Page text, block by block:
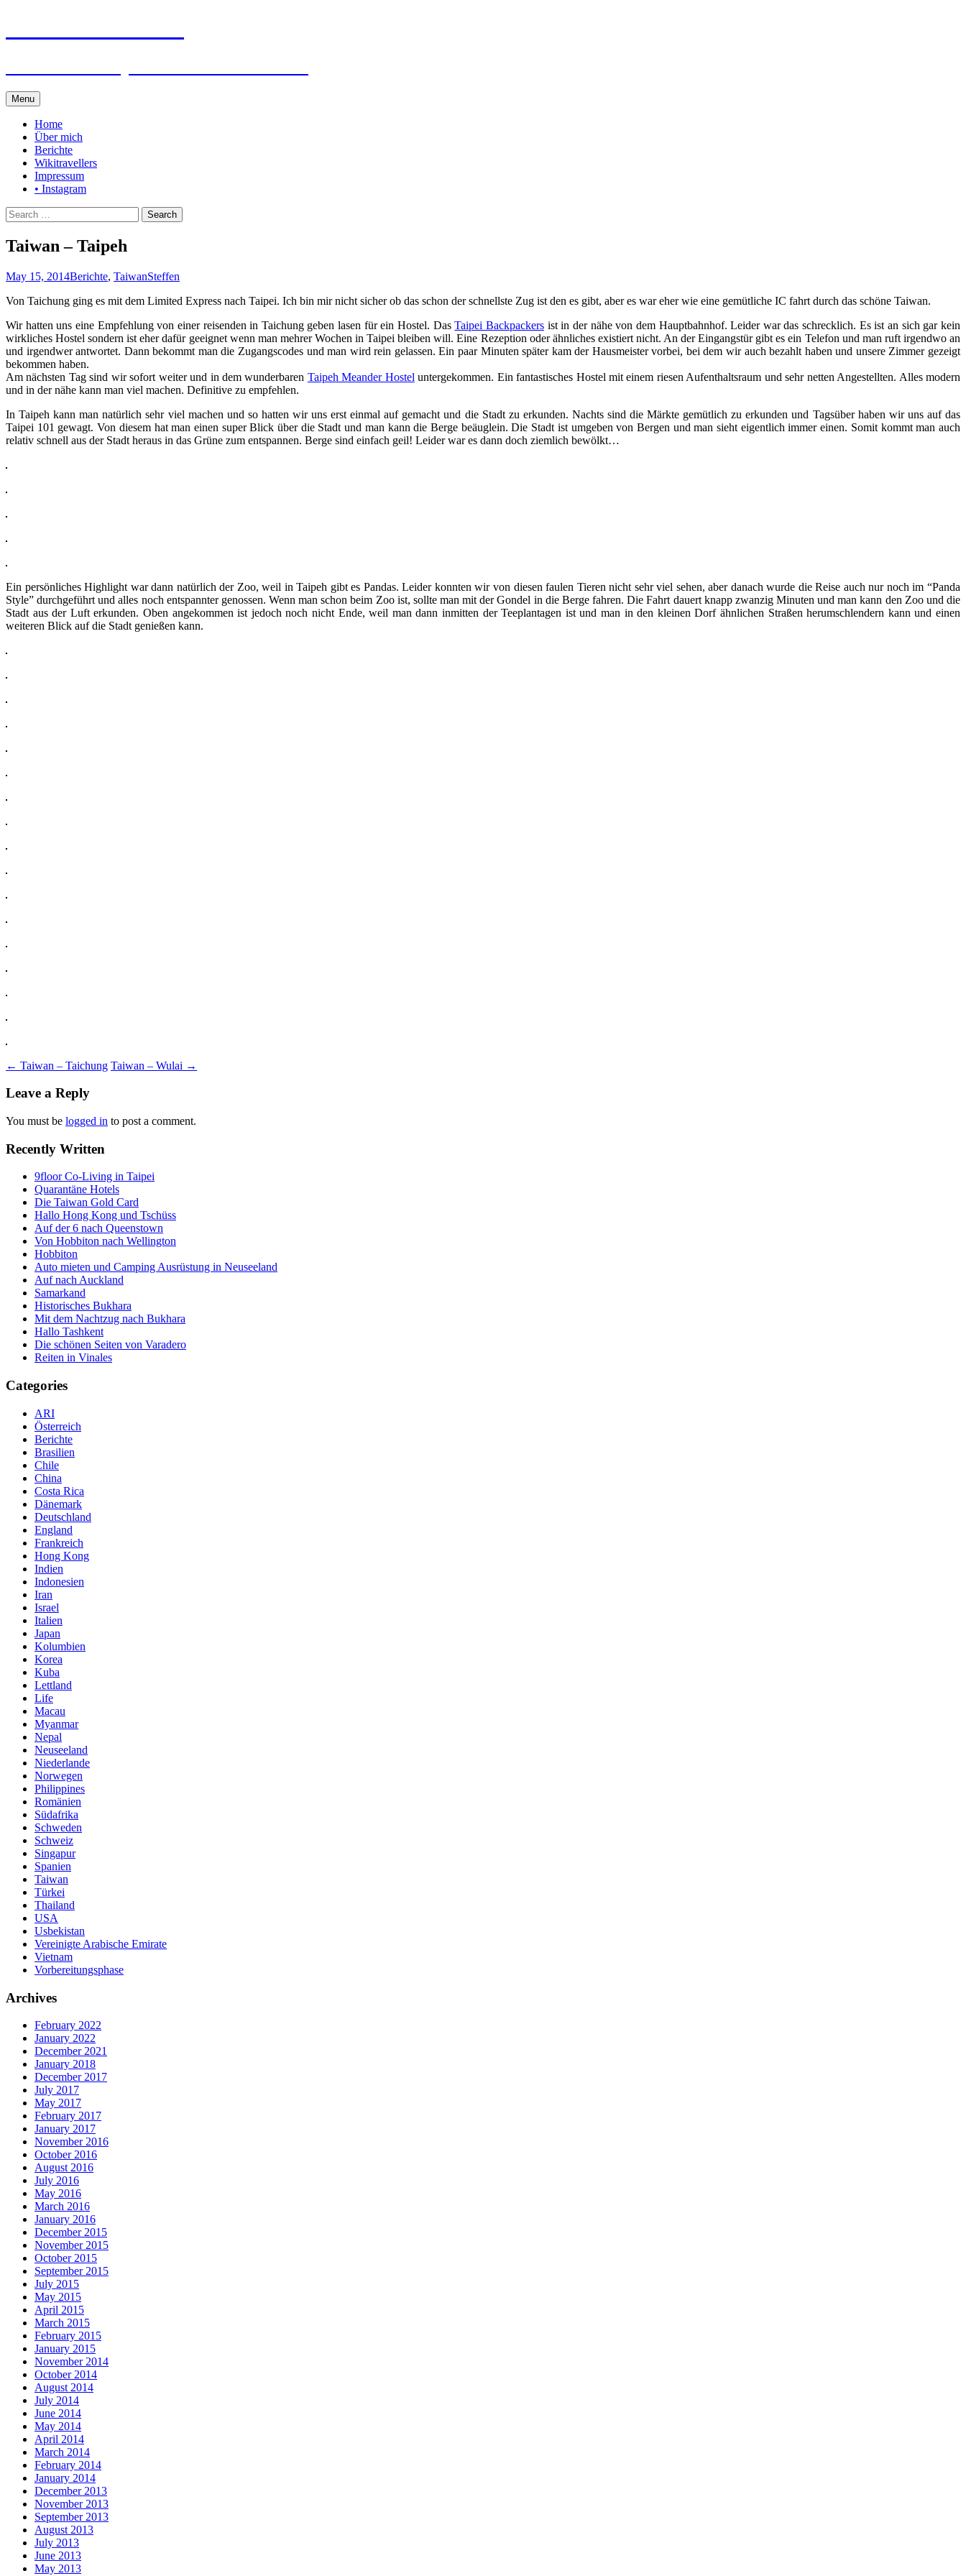
Menu Skip
to
content
Home
Über mich
Berichte
Wikitravellers
Impressum
• Instagram
Search
for:
Taiwan – Taipeh
May 15, 2014Berichte, TaiwanSteffen
Von Taichung ging es mit dem Limited Express nach Taipei. Ich bin mir nicht sicher ob das schon der schnellste Zug ist den es gibt, aber es war eher wie eine gemütliche IC fahrt durch das schöne Taiwan.
Wir hatten uns eine Empfehlung von einer reisenden in Taichung geben lasen für ein Hostel. DasTaipei Backpackers ist in der nähe von dem Hauptbahnhof. Leider war das schrecklich. Es ist an sich gar kein
wirkliches Hostel sondern ist eher dafür geeignet wenn man mehrer Wochen in Taipei bleiben will. Eine Rezeption oder ähnliches existiert nicht. An der Eingangstür gibt es ein Telefon und man ruft irgendwo an
und irgendwer antwortet. Dann bekommt man die Zugangscodes und man wird rein gelassen. Ein paar Minuten später kam der Hausmeister vorbei, bei dem wir auch bezahlt haben und unsere Zimmer gezeigt
bekommen haben.
Am nächsten Tag sind wir sofort weiter und in dem wunderbaren Taipeh Meander Hostel untergekommen. Ein fantastisches Hostel mit einem riesen Aufenthaltsraum und sehr netten Angestellten. Alles modern
und in der nähe kann man viel machen. Definitive zu empfehlen.
In Taipeh kann man natürlich sehr viel machen und so hatten wir uns erst einmal auf gemacht und die Stadt zu erkunden. Nachts sind die Märkte gemütlich zu erkunden und Tagsüber haben wir uns auf das
Taipei 101 gewagt. Von diesem hat man einen super Blick über die Stadt und man kann die Berge beäuglein. Die Stadt ist umgeben von Bergen und man sieht eigentlich immer einen. Somit kommt man auch
relativ schnell aus der Stadt heraus in das Grüne zum entspannen. Berge sind einfach geil! Leider war es dann doch ziemlich bewölkt…
Ein persönliches Highlight war dann natürlich der Zoo, weil in Taipeh gibt es Pandas. Leider konnten wir von diesen faulen Tieren nicht sehr viel sehen, aber danach wurde die Reise auch nur noch im “Panda
Style” durchgeführt und alles noch entspannter genossen. Wenn man schon beim Zoo ist, sollte man mit der Gondel in die Berge fahren. Die Fahrt dauert knapp zwanzig Minuten und man kann den Zoo und die
Stadt aus der Luft erkunden. Oben angekommen ist jedoch noch nicht Ende, weil man dann inmitten der Teeplantagen ist und man in den kleinen Dorf ähnlichen Straßen herumschlendern kann und einen
weiteren Blick auf die Stadt genießen kann.
Post
navigation
← Taiwan – Taichung Taiwan – Wulai →
Leave a Reply
You must be logged in to post a comment.
Recently Written
9floor Co-Living in Taipei
Quarantäne Hotels
Die Taiwan Gold Card
Hallo Hong Kong und Tschüss
Auf der 6 nach Queenstown
Von Hobbiton nach Wellington
Hobbiton
Auto mieten und Camping Ausrüstung in Neuseeland
Auf nach Auckland
Samarkand
Historisches Bukhara
Mit dem Nachtzug nach Bukhara
Hallo Tashkent
Die schönen Seiten von Varadero
Reiten in Vinales
Categories
ARI
Österreich
Berichte
Brasilien
Chile
China
Costa Rica
Dänemark
Deutschland
England
Frankreich
Hong Kong
Indien
Indonesien
Iran
Israel
Italien
Japan
Kolumbien
Korea
Kuba
Lettland
Life
Macau
Myanmar
Nepal
Neuseeland
Niederlande
Norwegen
Philippines
Romänien
Südafrika
Schweden
Schweiz
Singapur
Spanien
Taiwan
Türkei
Thailand
USA
Usbekistan
Vereinigte Arabische Emirate
Vietnam
Vorbereitungsphase
Archives
February 2022
January 2022
December 2021
January 2018
December 2017
July 2017
May 2017
February 2017
January 2017
November 2016
October 2016
August 2016
July 2016
May 2016
March 2016
January 2016
December 2015
November 2015
October 2015
September 2015
July 2015
May 2015
April 2015
March 2015
February 2015
January 2015
November 2014
October 2014
August 2014
July 2014
June 2014
May 2014
April 2014
March 2014
February 2014
January 2014
December 2013
November 2013
September 2013
August 2013
July 2013
June 2013
May 2013